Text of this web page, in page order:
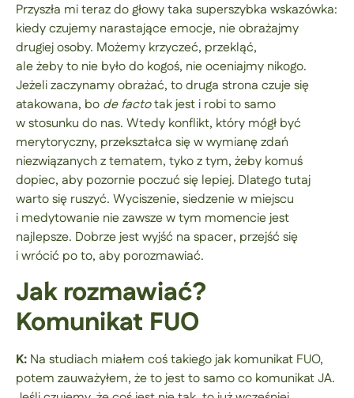
Przyszła mi teraz do głowy taka superszybka wskazówka:
kiedy czujemy narastające emocje, nie obrażajmy
drugiej osoby. Możemy krzyczeć, przekląć,
ale żeby to nie było do kogoś, nie oceniajmy nikogo.
Jeżeli zaczynamy obrażać, to druga strona czuje się
atakowana, bo de factotak jest i robi to samo
w stosunku do nas. Wtedy konflikt, który mógł być
merytoryczny, przekształca się w wymianę zdań
niezwiązanych z tematem, tyko z tym, żeby komuś
dopiec, aby pozornie poczuć się lepiej. Dlatego tutaj
warto się ruszyć. Wyciszenie, siedzenie w miejscu
i medytowanie nie zawsze w tym momencie jest
najlepsze. Dobrze jest wyjść na spacer, przejść się
i wrócić po to, aby porozmawiać.
Jak rozmawiać?
Komunikat FUO
K: Na studiach miałem coś takiego jak komunikat FUO,
potem zauważyłem, że to jest to samo co komunikat JA.